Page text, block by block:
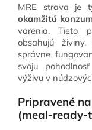
MRE strava je
okamžitú
varenia. Tieto
obsahujú
správne
svoju
výživu v
Pripravené
(meal-ready-